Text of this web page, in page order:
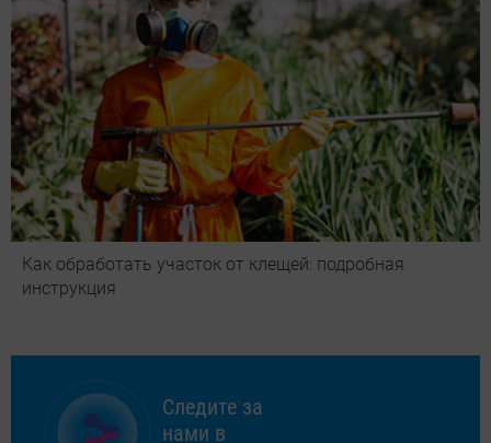
Как обработать участок от клещей: подробная
инструкция
Следите за
нами в